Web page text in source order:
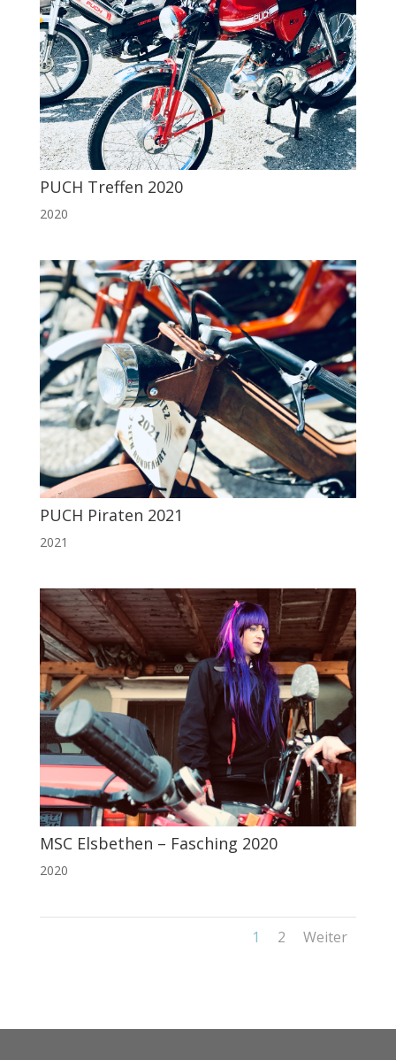
PUCH Treffen 2020
2020
PUCH Piraten 2021
2021
MSC Elsbethen – Fasching 2020
2020
1 2 Weiter